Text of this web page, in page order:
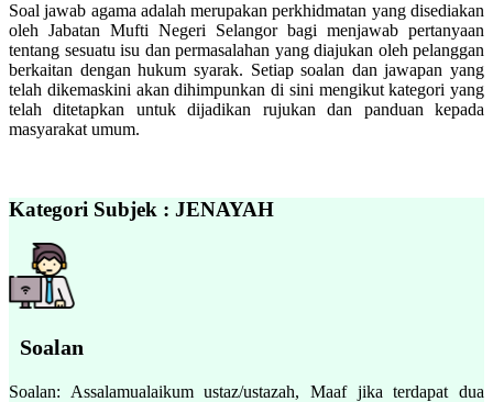
Soal jawab agama adalah merupakan perkhidmatan yang disediakan
oleh Jabatan Mufti Negeri Selangor bagi menjawab pertanyaan
tentang sesuatu isu dan permasalahan yang diajukan oleh pelanggan
berkaitan dengan hukum syarak. Setiap soalan dan jawapan yang
telah dikemaskini akan dihimpunkan di sini mengikut kategori yang
telah ditetapkan untuk dijadikan rujukan dan panduan kepada
masyarakat umum.
Kategori Subjek : JENAYAH
Soalan
Soalan: Assalamualaikum ustaz/ustazah, Maaf jika terdapat dua